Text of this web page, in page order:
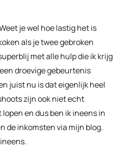
je wel hoe lastig het is
als je twee gebroken
met alle hulp die ik krijg
droevige gebeurtenis
juist nu is dat eigenlijk heel
zijn ook niet echt
en dus ben ik ineens in
de inkomsten via mijn blog.